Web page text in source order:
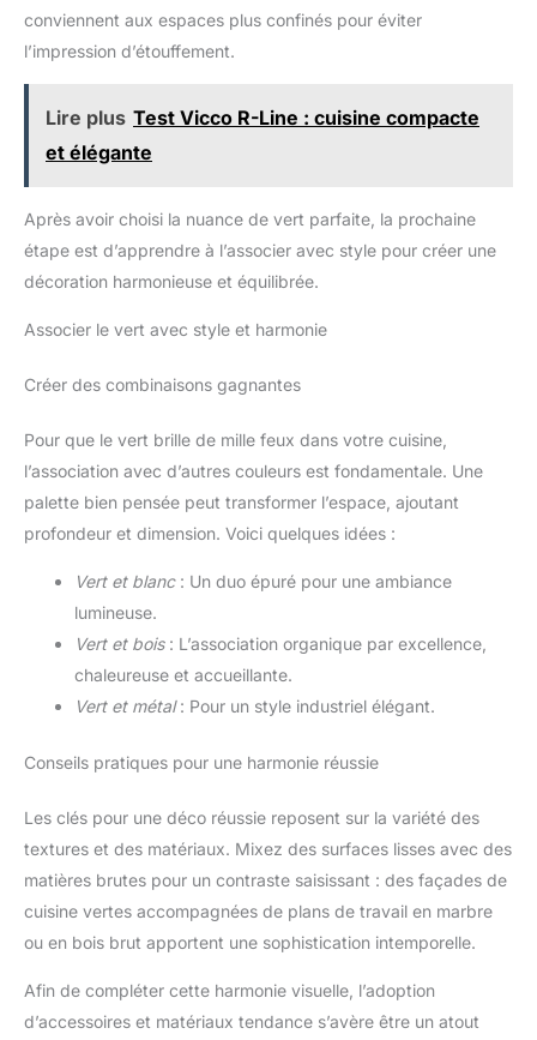
conviennent aux espaces plus confinés pour éviter
l’impression d’étouffement.
Lire plus Test Vicco R-Line : cuisine compacte
et élégante
Après avoir choisi la nuance de vert parfaite, la prochaine
étape est d’apprendre à l’associer avec style pour créer une
décoration harmonieuse et équilibrée.
Associer le vert avec style et harmonie
Créer des combinaisons gagnantes
Pour que le vert brille de mille feux dans votre cuisine,
l’association avec d’autres couleurs est fondamentale. Une
palette bien pensée peut transformer l’espace, ajoutant
profondeur et dimension. Voici quelques idées :
Vert et blanc: Un duo épuré pour une ambiance
lumineuse.
Vert et bois: L’association organique par excellence,
chaleureuse et accueillante.
Vert et métal: Pour un style industriel élégant.
Conseils pratiques pour une harmonie réussie
Les clés pour une déco réussie reposent sur la variété des
textures et des matériaux. Mixez des surfaces lisses avec des
matières brutes pour un contraste saisissant : des façades de
cuisine vertes accompagnées de plans de travail en marbre
ou en bois brut apportent une sophistication intemporelle.
Afin de compléter cette harmonie visuelle, l’adoption
d’accessoires et matériaux tendance s’avère être un atout